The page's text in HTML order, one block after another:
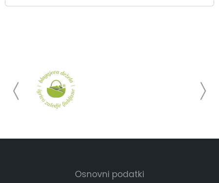
Osnovni podatki